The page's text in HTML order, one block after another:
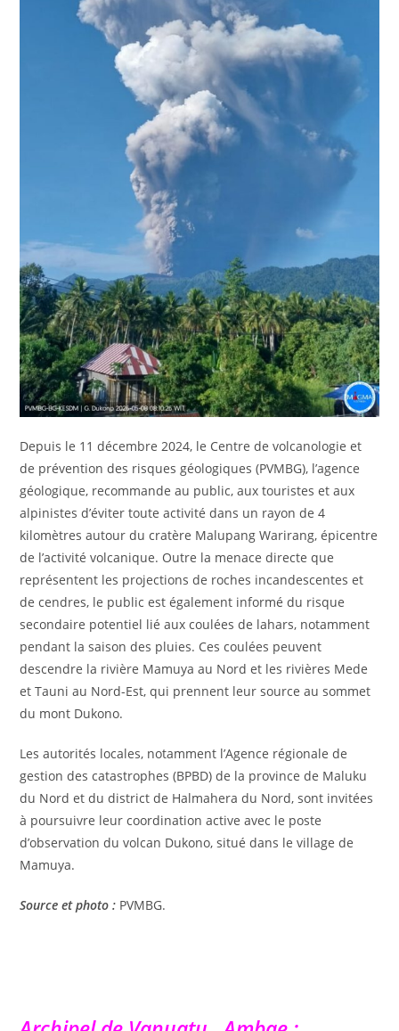
Depuis le 11 décembre 2024, le Centre de volcanologie et
de prévention des risques géologiques (PVMBG), l’agence
géologique, recommande au public, aux touristes et aux
alpinistes d’éviter toute activité dans un rayon de 4
kilomètres autour du cratère Malupang Warirang, épicentre
de l’activité volcanique. Outre la menace directe que
représentent les projections de roches incandescentes et
de cendres, le public est également informé du risque
secondaire potentiel lié aux coulées de lahars, notamment
pendant la saison des pluies. Ces coulées peuvent
descendre la rivière Mamuya au Nord et les rivières Mede
et Tauni au Nord-Est, qui prennent leur source au sommet
du mont Dukono.
Les autorités locales, notamment l’Agence régionale de
gestion des catastrophes (BPBD) de la province de Maluku
du Nord et du district de Halmahera du Nord, sont invitées
à poursuivre leur coordination active avec le poste
d’observation du volcan Dukono, situé dans le village de
Mamuya.
Source et photo : PVMBG.